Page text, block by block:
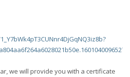
we will provide you with a certificate